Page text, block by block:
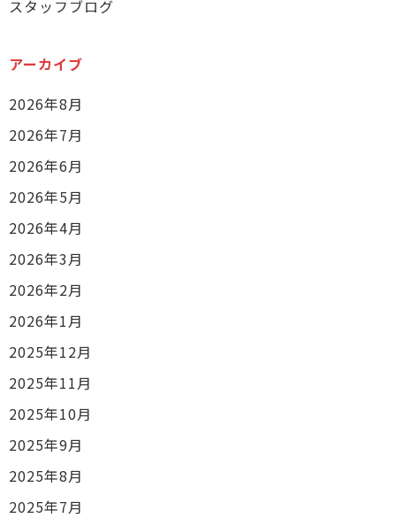
スタッフブログ
アーカイブ
2026年8月
2026年7月
2026年6月
2026年5月
2026年4月
2026年3月
2026年2月
2026年1月
2025年12月
2025年11月
2025年10月
2025年9月
2025年8月
2025年7月